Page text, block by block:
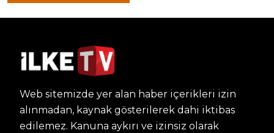
Web sitemizde yer alan haber içerikleri izin
alınmadan, kaynak gösterilerek dahi iktibas
edilemez. Kanuna aykırı ve izinsiz olarak